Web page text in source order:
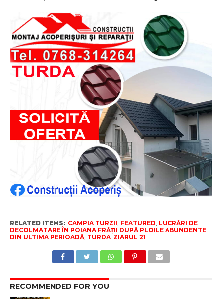
RELATED ITEMS: CAMPIA TURZII, FEATURED, LUCRĂRI DE
DECOLMATARE ÎN POIANA FRĂȚII DUPĂ PLOILE ABUNDENTE
DIN ULTIMA PERIOADĂ, TURDA, ZIARUL 21
RECOMMENDED FOR YOU